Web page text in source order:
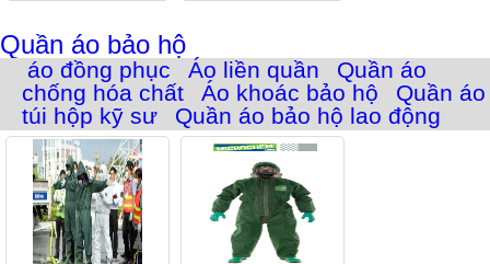
Quần áo bảo hộ
áo đồng phục Áo liền quần
Quần áo
chống hóa chất
Áo khoác bảo hộ
Quần áo
túi hộp kỹ sư
Quần áo bảo hộ lao động